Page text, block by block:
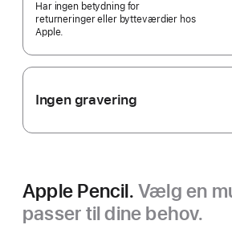
Har ingen betydning for
returneringer eller bytteværdier hos
Apple.
Ingen gravering
Apple Pencil.Vælg en
passer til dine behov.